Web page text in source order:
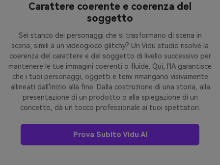
Carattere coerente e coerenza del
soggetto
Sei stanco dei personaggi che si trasformano di scena in
scena, simili a un videogioco glitchy? Un Vidu studio risolve la
coerenza del carattere e del soggetto di livello successivo per
mantenere le tue immagini coerenti o fluide. Qui, l'IA garantisce
che i tuoi personaggi, oggetti e temi rimangano visivamente
allineati dall'inizio alla fine. Dalla costruzione di una storia, alla
presentazione di un prodotto o alla spiegazione di un
concetto, dà un tocco professionale ai tuoi spettatori.
Prova Subito Vidu AI